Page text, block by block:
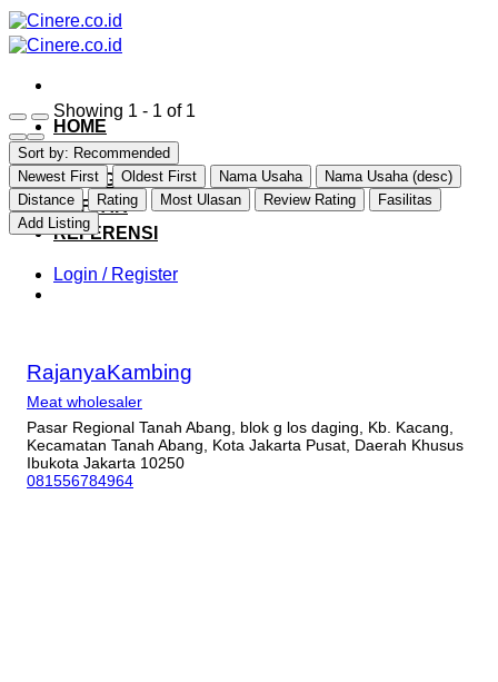
Skip
to
content
HOME
EXPLORE
CATEGORY
DAFTAR
REFERENSI
Login / Register
Showing 1 - 1 of 1
Sort by: Recommended
Newest First
Oldest First Nama Usaha
Nama Usaha (desc)
Distance
Rating Most Ulasan Review Rating
Fasilitas
Add Listing
RajanyaKambing
Meat wholesaler
Pasar Regional Tanah Abang, blok g los daging, Kb. Kacang,
Kecamatan Tanah Abang, Kota Jakarta Pusat, Daerah Khusus
Ibukota Jakarta 10250
081556784964